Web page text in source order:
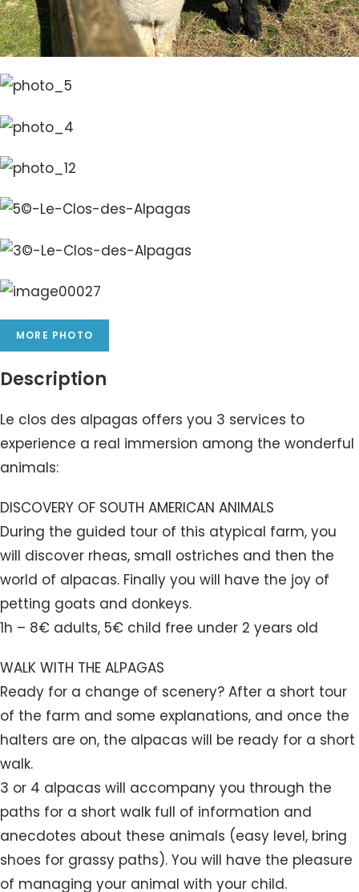
MORE PHOTO
Description
Le clos des alpagas offers you 3 services to
experience a real immersion among the wonderful
animals:
DISCOVERY OF SOUTH AMERICAN ANIMALS
During the guided tour of this atypical farm, you
will discover rheas, small ostriches and then the
world of alpacas. Finally you will have the joy of
petting goats and donkeys.
1h – 8€ adults, 5€ child free under 2 years old
WALK WITH THE ALPAGAS
Ready for a change of scenery? After a short tour
of the farm and some explanations, and once the
halters are on, the alpacas will be ready for a short
walk.
3 or 4 alpacas will accompany you through the
paths for a short walk full of information and
anecdotes about these animals (easy level, bring
shoes for grassy paths). You will have the pleasure
of managing your animal with your child.